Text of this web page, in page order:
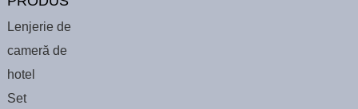
Lenjerie de
cameră de
hotel
Set